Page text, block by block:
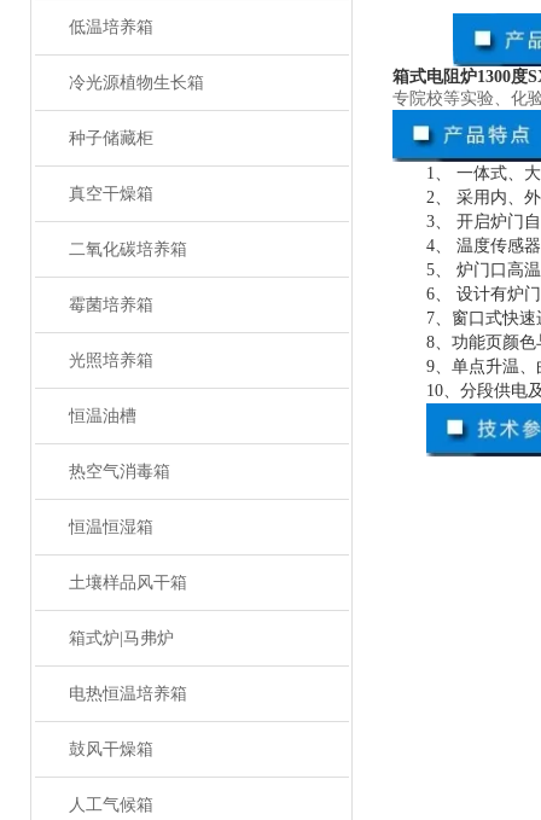
低温培养箱
冷光源植物生长箱
种子储藏柜
真空干燥箱
二氧化碳培养箱
霉菌培养箱
光照培养箱
恒温油槽
热空气消毒箱
恒温恒湿箱
土壤样品风干箱
箱式炉|马弗炉
电热恒温培养箱
鼓风干燥箱
人工气候箱
箱式电阻炉1300度
专院校等实验、化
1、 一体式、
2、 采用内、
3、 开启炉门
4、 温度传感
5、 炉门口高
6、 设计有炉
7、窗口式快
8、功能页颜
9、单点升温
10、分段供电